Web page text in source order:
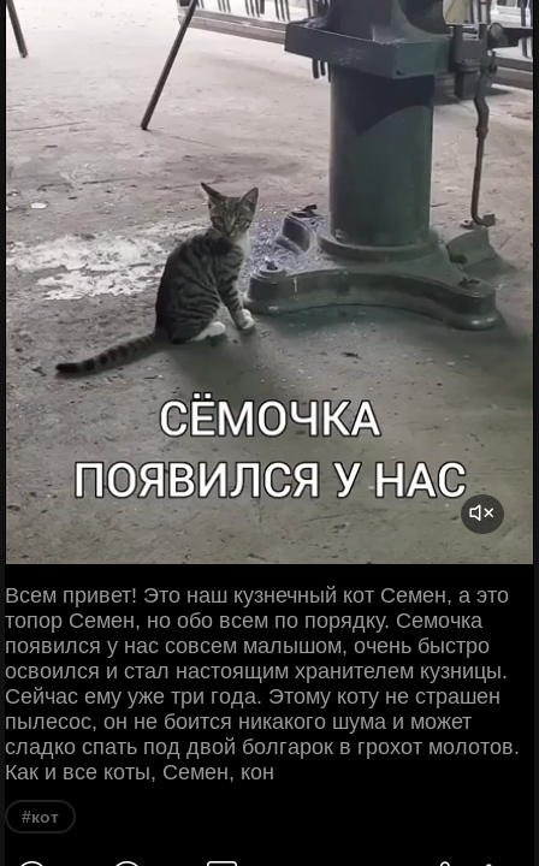
Всем привет! Это наш кузнечный кот Семен, а это
топор Семен, но обо всем по порядку. Семочка
появился у нас совсем малышом, очень быстро
освоился и стал настоящим хранителем кузницы.
Сейчас ему уже три года. Этому коту не страшен
пылесос, он не боится никакого шума и может
сладко спать под двой болгарок в грохот молотов.
Как и все коты, Семен, кон
#кот